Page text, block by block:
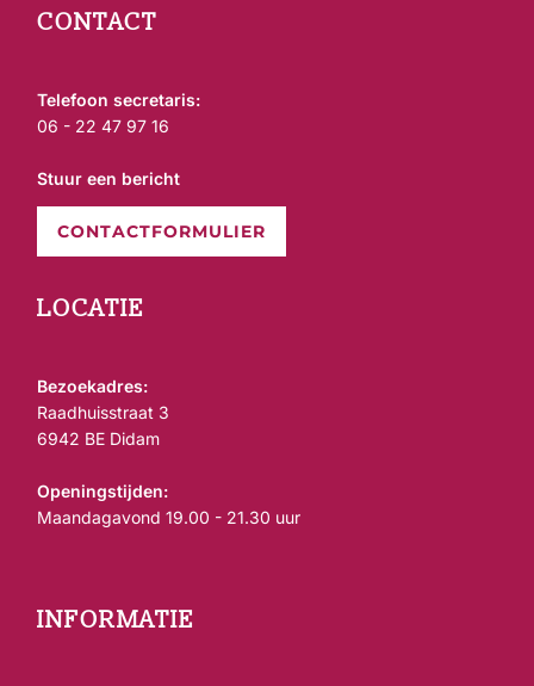
CONTACT
Telefoon secretaris:
06 - 22 47 97 16
Stuur een bericht
CONTACTFORMULIER
LOCATIE
Bezoekadres:
Raadhuisstraat 3
6942 BE Didam
Openingstijden:
Maandagavond 19.00 - 21.30 uur
INFORMATIE